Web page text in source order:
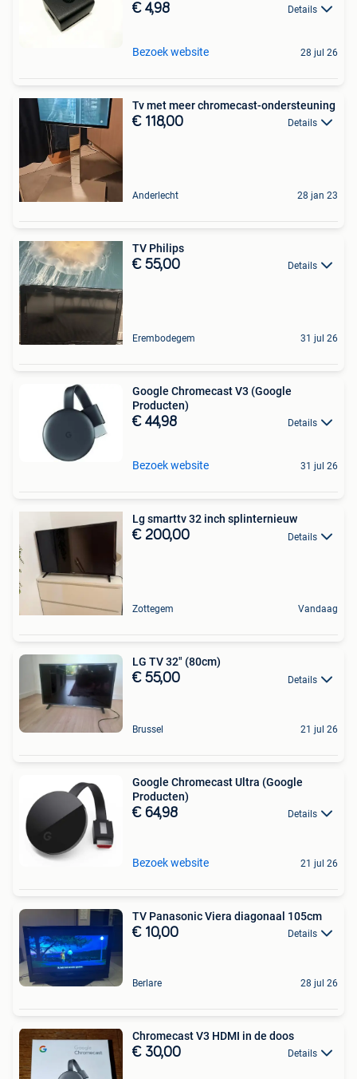
€ 4,98 Details
Bezoek website 28 jul 26
Tv met meer chromecast-ondersteuning
€ 118,00 Details
Anderlecht 28 jan 23
TV Philips
€ 55,00 Details
Erembodegem 31 jul 26
Google Chromecast V3 (Google
Producten)
€ 44,98 Details
Bezoek website 31 jul 26
Lg smarttv 32 inch splinternieuw
€ 200,00 Details
Zottegem Vandaag
LG TV 32" (80cm)
€ 55,00 Details
Brussel 21 jul 26
Google Chromecast Ultra (Google
Producten)
€ 64,98 Details
Bezoek website 21 jul 26
TV Panasonic Viera diagonaal 105cm
€ 10,00 Details
Berlare 28 jul 26
Chromecast V3 HDMI in de doos
€ 30,00 Details